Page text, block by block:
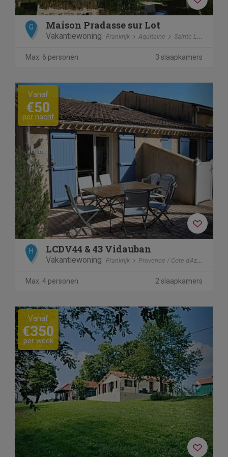
G Maison Pradasse sur Lot
Vakantiewoning Frankrijk Aquitaine Sainte Livrade-Sur-Lot
Max. 6 personen 3 slaapkamers
Previous
Vanaf
€50
per nacht
H LCDV44 & 43 Vidauban
Vakantiewoning Frankrijk Provence / Cote d'Azur
Max. 4 personen 2 slaapkamers
Previous
Vanaf
€350
per week